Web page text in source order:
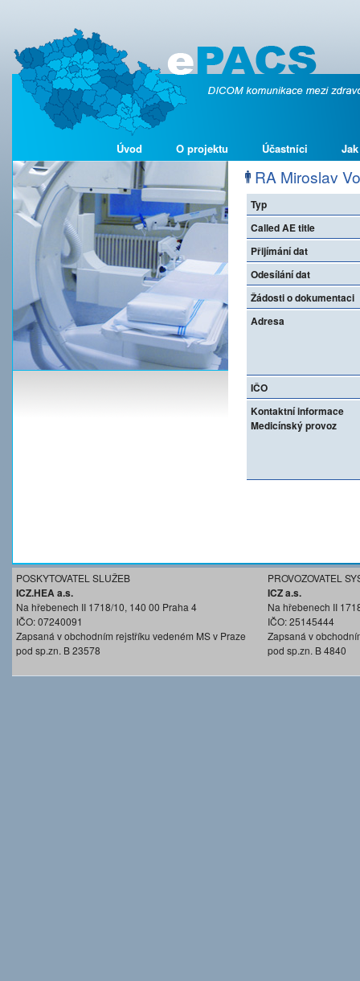
Úvod O projektu Účastníci
RA Miroslav
Typ
Called AE title
Přijímání dat
Odesílání dat
Žádosti o dokumentaci
Adresa
IČO
Kontaktní informace
Medicínský provoz
POSKYTOVATEL SLUŽEB
ICZ.HEA a.s.
Na hřebenech II 1718/10, 140 00 Praha 4
IČO: 07240091
Zapsaná v obchodním rejstříku vedeném MS v Praze
pod sp.zn. B 23578
PROVOZOVATEL
ICZ a.s.
Na hřebenech II
IČO: 25145444
Zapsaná v
pod sp.zn. B 4840